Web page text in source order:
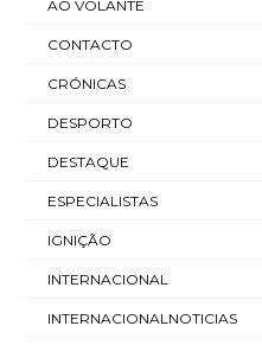
AO VOLANTE
CONTACTO
CRÓNICAS
DESPORTO
DESTAQUE
ESPECIALISTAS
IGNIÇÃO
INTERNACIONAL
INTERNACIONALNOTICIAS